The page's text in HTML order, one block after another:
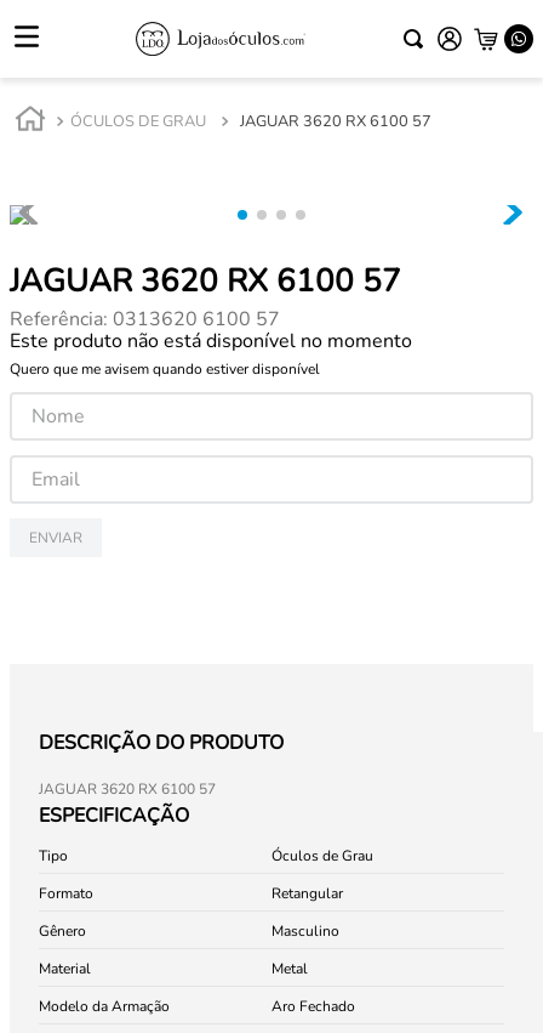
ÓCULOS DE GRAU JAGUAR 3620 RX 6100 57
JAGUAR 3620 RX 6100 57
Referência: 0313620 6100 57
Este produto não está disponível no momento
Quero que me avisem quando estiver disponível
ENVIAR
DESCRIÇÃO DO PRODUTO
JAGUAR 3620 RX 6100 57
ESPECIFICAÇÃO
Tipo
Óculos de Grau
Formato
Retangular
Gênero
Masculino
Material
Metal
Modelo da Armação
Aro Fechado